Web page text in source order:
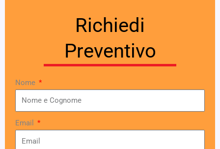
Richiedi
Preventivo
Nome
Email